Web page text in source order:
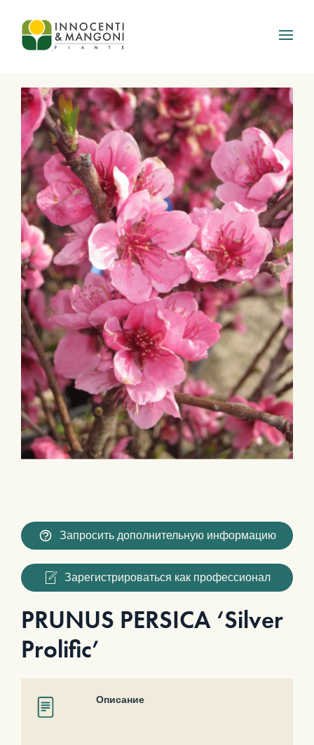
Skip to main content
Запросить дополнительную информацию
Зарегистрироваться как профессионал
PRUNUS PERSICA ‘Silver
Prolific’
Описание